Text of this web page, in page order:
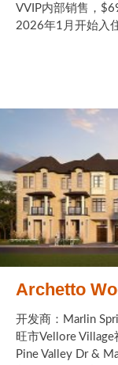
VVIP内部销售，
2026年1月开始入
Archetto
开发商：Marlin
旺市Vellore Village
Pine Valley Dr &